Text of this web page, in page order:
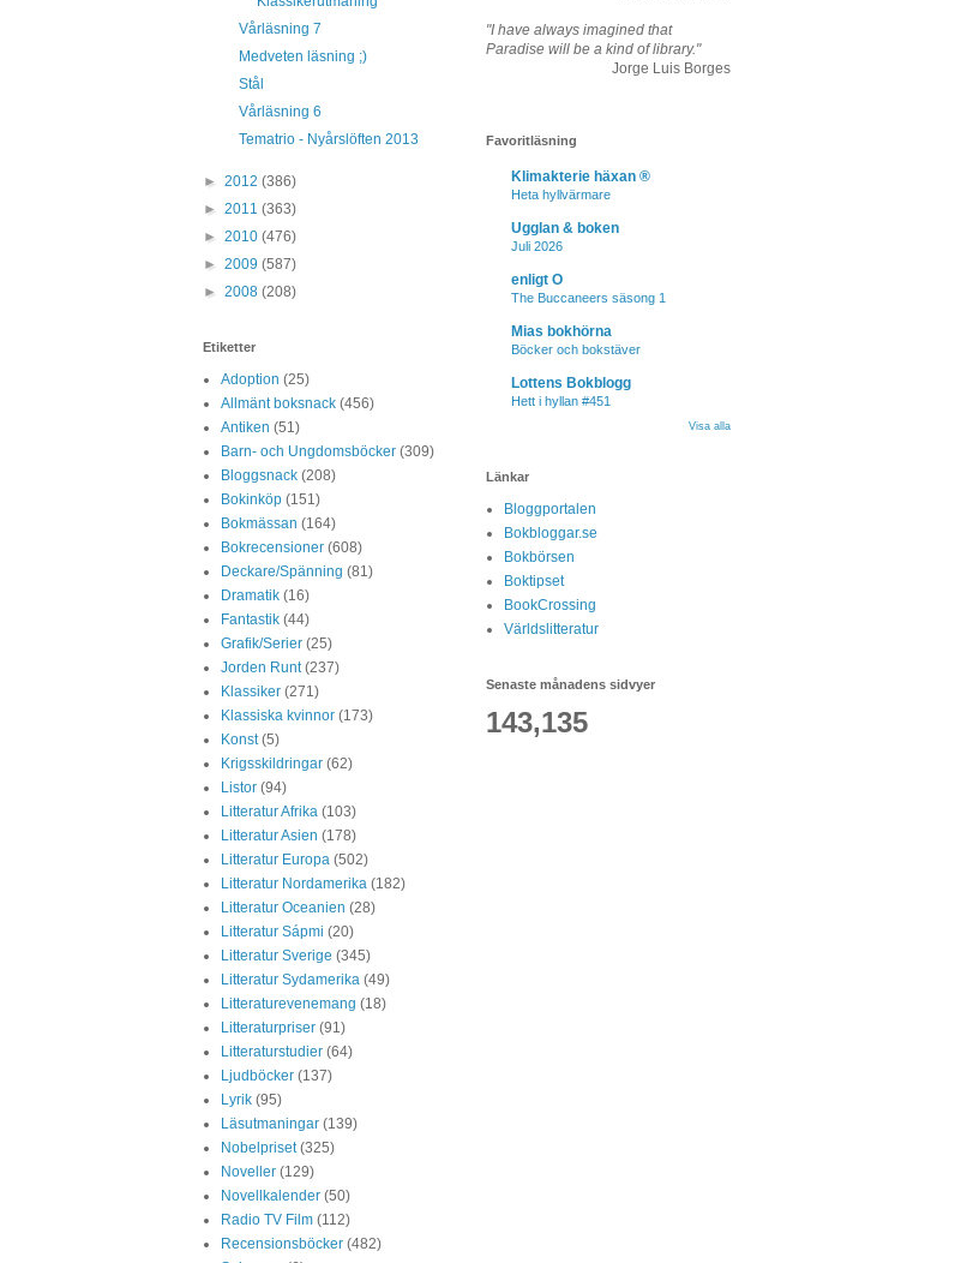
Vårläsning 7
Medveten läsning ;)
Stål
Vårläsning 6
Tematrio - Nyårslöften 2013
► 2012 (386)
► 2011 (363)
► 2010 (476)
► 2009 (587)
► 2008 (208)
Etiketter
Adoption (25)
Allmänt boksnack (456)
Antiken (51)
Barn- och Ungdomsböcker (309)
Bloggsnack (208)
Bokinköp (151)
Bokmässan (164)
Bokrecensioner (608)
Deckare/Spänning (81)
Dramatik (16)
Fantastik (44)
Grafik/Serier (25)
Jorden Runt (237)
Klassiker (271)
Klassiska kvinnor (173)
Konst (5)
Krigsskildringar (62)
Listor (94)
Litteratur Afrika (103)
Litteratur Asien (178)
Litteratur Europa (502)
Litteratur Nordamerika (182)
Litteratur Oceanien (28)
Litteratur Sápmi (20)
Litteratur Sverige (345)
Litteratur Sydamerika (49)
Litteraturevenemang (18)
Litteraturpriser (91)
Litteraturstudier (64)
Ljudböcker (137)
Lyrik (95)
Läsutmaningar (139)
Nobelpriset (325)
Noveller (129)
Novellkalender (50)
Radio TV Film (112)
Recensionsböcker (482)
"I have always imagined that
Paradise will be a kind of library."
Jorge Luis Borges
Favoritläsning
Klimakterie häxan ®
Heta hyllvärmare
Ugglan & boken
Juli 2026
enligt O
The Buccaneers säsong 1
Mias bokhörna
Böcker och bokstäver
Lottens Bokblogg
Hett i hyllan #451
Visa alla
Länkar
Bloggportalen
Bokbloggar.se
Bokbörsen
Boktipset
BookCrossing
Världslitteratur
Senaste månadens sidvyer
143,135